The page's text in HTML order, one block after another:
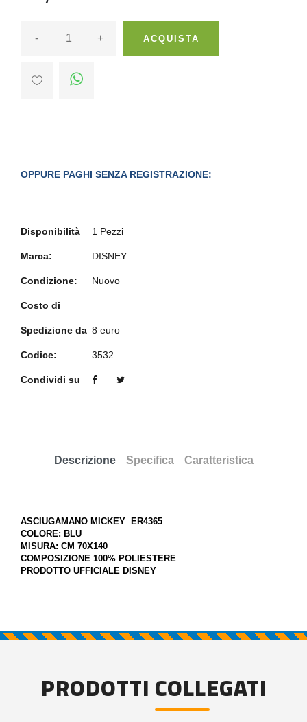
- + ACQUISTA
OPPURE PAGHI SENZA REGISTRAZIONE:
Disponibilità 1 Pezzi
Marca: DISNEY
Condizione: Nuovo
Costo di
Spedizione da 8 euro
Codice: 3532
Condividi su
Descrizione Specifica Caratteristica
ASCIUGAMANO MICKEY ER4365
COLORE: BLU
MISURA: CM 70X140
COMPOSIZIONE 100% POLIESTERE
PRODOTTO UFFICIALE DISNEY
PRODOTTI COLLEGATI